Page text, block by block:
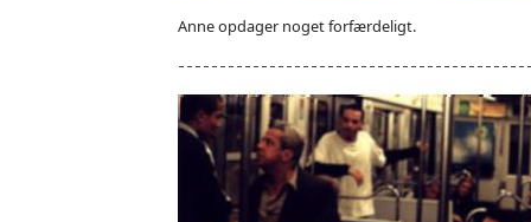
Anne opdager noget forfærdeligt.